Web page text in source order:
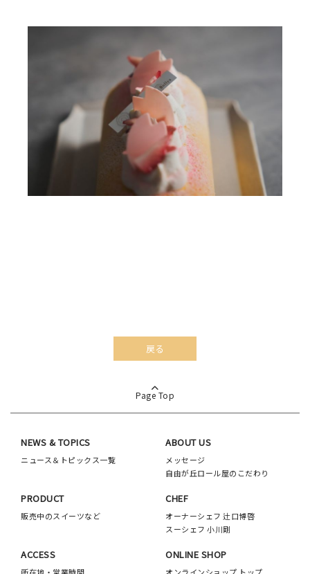
戻る
Page Top
NEWS & TOPICS
ニュース＆トピックス一覧
ABOUT US
メッセージ
自由が丘ロール屋のこだわり
PRODUCT
販売中のスイーツなど
CHEF
オーナーシェフ 辻口博啓
スーシェフ 小川剛
ACCESS ONLINE SHOP